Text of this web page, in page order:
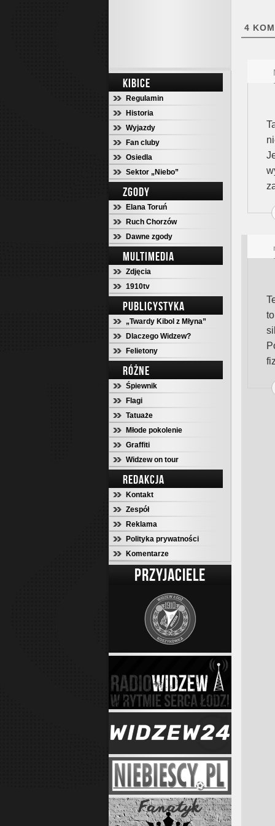
KIBICE
Regulamin
Historia
Wyjazdy
Fan cluby
Osiedla
Sektor „Niebo”
ZGODY
Elana Toruń
Ruch Chorzów
Dawne zgody
MULTIMEDIA
Zdjęcia
1910tv
PUBLICYSTYKA
„Twardy Kibol z Młyna”
Dlaczego Widzew?
Felietony
RÓŻNE
Śpiewnik
Flagi
Tatuaże
Młode pokolenie
Graffiti
Widzew on tour
REDAKCJA
Kontakt
Zespół
Reklama
Polityka prywatności
Komentarze
PRZYJACIELE
4